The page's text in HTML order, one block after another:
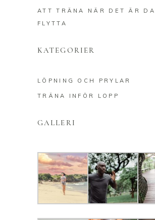
ATT TRÄNA NÄR DET ÄR
FLYTTA
KATEGORIER
LÖPNING OCH PRYLAR
TRÄNA INFÖR LOPP
GALLERI